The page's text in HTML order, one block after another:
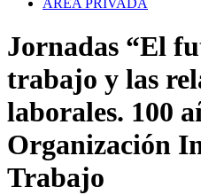
ÁREA PRIVADA
Jornadas “El
trabajo y las
laborales. 100
Organización
Trabajo